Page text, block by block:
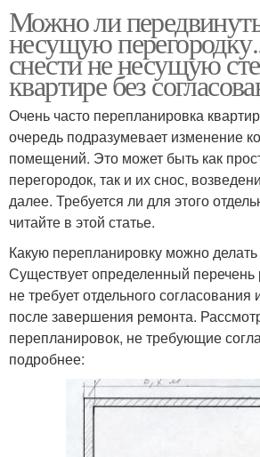
Можно ли
несущую
снести не несущую
квартире без
Очень часто перепланировка
очередь подразумевает изменение
помещений. Это может быть как
перегородок, так и их снос,
далее. Требуется ли для этого
читайте в этой статье.
Какую перепланировку можно
Существует определенный перечень
не требует отдельного согласования
после завершения ремонта.
перепланировок, не требующие
подробнее: